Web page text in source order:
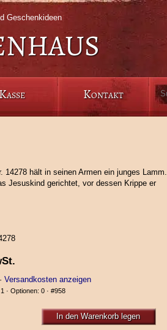
Geschenkideen
Kasse Kontakt
14278 hält in seinen Armen ein junges Lamm.
Jesuskind gerichtet, vor dessen Krippe er
Versandkosten anzeigen
· Optionen: 0 · #958
In den Warenkorb legen